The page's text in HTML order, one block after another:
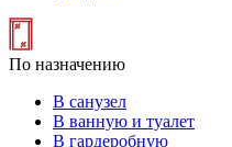
По назначению
В санузел
В ванную и туалет
В гардеробную